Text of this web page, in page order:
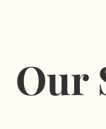
Our